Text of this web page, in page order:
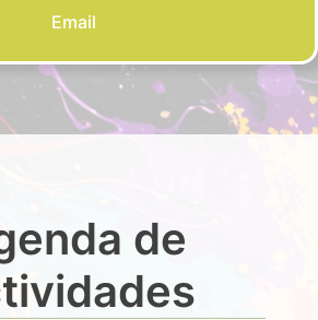
Email
de